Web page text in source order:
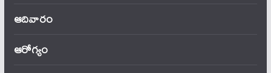
ఆదివారం
ఆరోగ్యం